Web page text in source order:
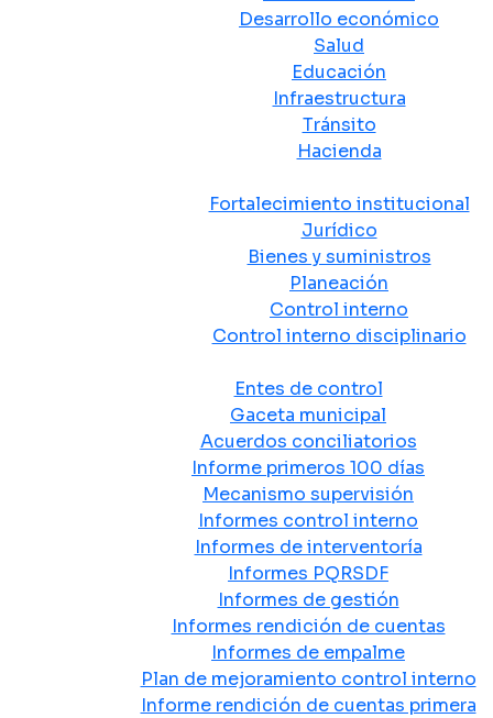
Desarrollo económico
Salud
Educación
Infraestructura
Tránsito
Hacienda
Fortalecimiento institucional
Jurídico
Bienes y suministros
Planeación
Control interno
Control interno disciplinario
Entes de control
Gaceta municipal
Acuerdos conciliatorios
Informe primeros 100 días
Mecanismo supervisión
Informes control interno
Informes de interventoría
Informes PQRSDF
Informes de gestión
Informes rendición de cuentas
Informes de empalme
Plan de mejoramiento control interno
Informe rendición de cuentas primera